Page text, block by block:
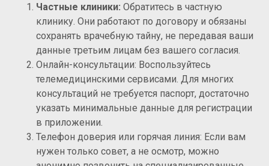
Частные клиники: Обратитесь в частную
клинику. Они работают по договору и обязаны
сохранять врачебную тайну, не передавая ваши
данные третьим лицам без вашего согласия.
Онлайн-консультации: Воспользуйтесь
телемедицинскими сервисами. Для многих
консультаций не требуется паспорт, достаточно
указать минимальные данные для регистрации
в приложении.
Телефон доверия или горячая линия: Если вам
нужен только совет, а не осмотр, можно